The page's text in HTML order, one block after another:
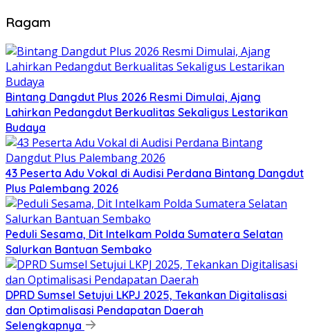
Ragam
Bintang Dangdut Plus 2026 Resmi Dimulai, Ajang
Lahirkan Pedangdut Berkualitas Sekaligus Lestarikan
Budaya
43 Peserta Adu Vokal di Audisi Perdana Bintang Dangdut
Plus Palembang 2026
Peduli Sesama, Dit Intelkam Polda Sumatera Selatan
Salurkan Bantuan Sembako
DPRD Sumsel Setujui LKPJ 2025, Tekankan Digitalisasi
dan Optimalisasi Pendapatan Daerah
Selengkapnya